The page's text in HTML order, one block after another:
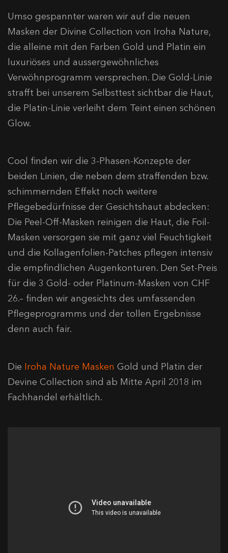
Umso gespannter waren wir auf die neuen
Masken der Divine Collection von Iroha Nature,
die alleine mit den Farben Gold und Platin ein
luxuriöses und aussergewöhnliches
Verwöhnprogramm versprechen. Die Gold-Linie
strafft bei unserem Selbsttest sichtbar die Haut,
die Platin-Linie verleiht dem Teint einen schönen
Glow.
Cool finden wir die 3-Phasen-Konzepte der
beiden Linien, die neben dem straffenden bzw.
schimmernden Effekt noch weitere
Pflegebedürfnisse der Gesichtshaut abdecken:
Die Peel-Off-Masken reinigen die Haut, die Foil-
Masken versorgen sie mit ganz viel Feuchtigkeit
und die Kollagenfolien-Patches pflegen intensiv
die empfindlichen Augenkonturen. Den Set-Preis
für die 3 Gold- oder Platinum-Masken von CHF
26.– finden wir angesichts des umfassenden
Pflegeprogramms und der tollen Ergebnisse
denn auch fair.
Die Iroha Nature Masken Gold und Platin der
Devine Collection sind ab Mitte April 2018 im
Fachhandel erhältlich.